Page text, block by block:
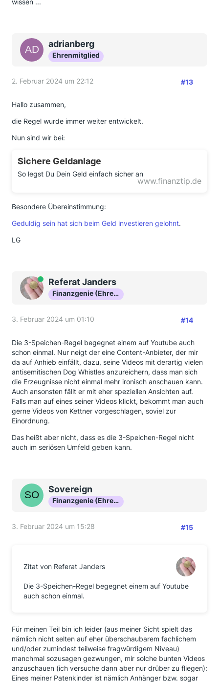
wissen ...
adrianberg
Ehrenmitglied
2. Februar 2024 um 22:12 #13
Hallo zusammen,
die Regel wurde immer weiter entwickelt.
Nun sind wir bei:
Sichere Geldanlage
So legst Du Dein Geld einfach sicher an
www.finanztip.de
Besondere Übereinstimmung:
Geduldig sein hat sich beim Geld investieren gelohnt.
LG
OnlineReferat Janders
Finanzgenie (Ehrenmitglied)
3. Februar 2024 um 01:10 #14
Die 3-Speichen-Regel begegnet einem auf Youtube auch
schon einmal. Nur neigt der eine Content-Anbieter, der mir
da auf Anhieb einfällt, dazu, seine Videos mit derartig vielen
antisemitischen Dog Whistles anzureichern, dass man sich
die Erzeugnisse nicht einmal mehr ironisch anschauen kann.
Auch ansonsten fällt er mit eher speziellen Ansichten auf.
Falls man auf eines seiner Videos klickt, bekommt man auch
gerne Videos von Kettner vorgeschlagen, soviel zur
Einordnung.
Das heißt aber nicht, dass es die 3-Speichen-Regel nicht
auch im seriösen Umfeld geben kann.
Sovereign
Finanzgenie (Ehrenmitglied)
3. Februar 2024 um 15:28 #15
Zitat von Referat Janders
Die 3-Speichen-Regel begegnet einem auf Youtube
auch schon einmal.
Für meinen Teil bin ich leider (aus meiner Sicht spielt das
nämlich nicht selten auf eher überschaubarem fachlichem
und/oder zumindest teilweise fragwürdigem Niveau)
manchmal sozusagen gezwungen, mir solche bunten Videos
anzuschauen (ich versuche dann aber nur drüber zu fliegen):
Eines meiner Patenkinder ist nämlich Anhänger bzw. sogar